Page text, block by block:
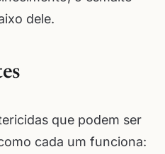
dele.
que podem ser
cada um funciona: